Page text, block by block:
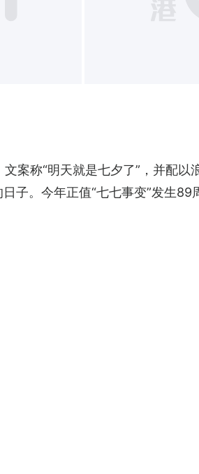
案称“明天就是七夕了”，并配以
子。今年正值“七七事变”发生89